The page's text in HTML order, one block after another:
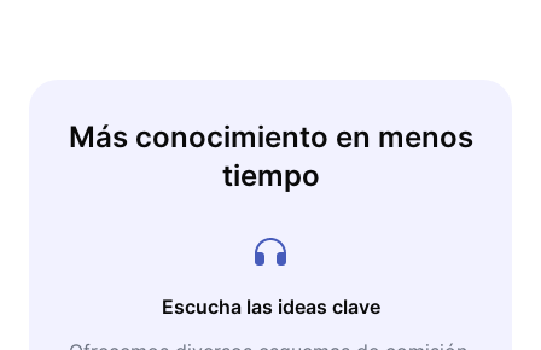
Más conocimiento en menos
tiempo
Escucha las ideas clave